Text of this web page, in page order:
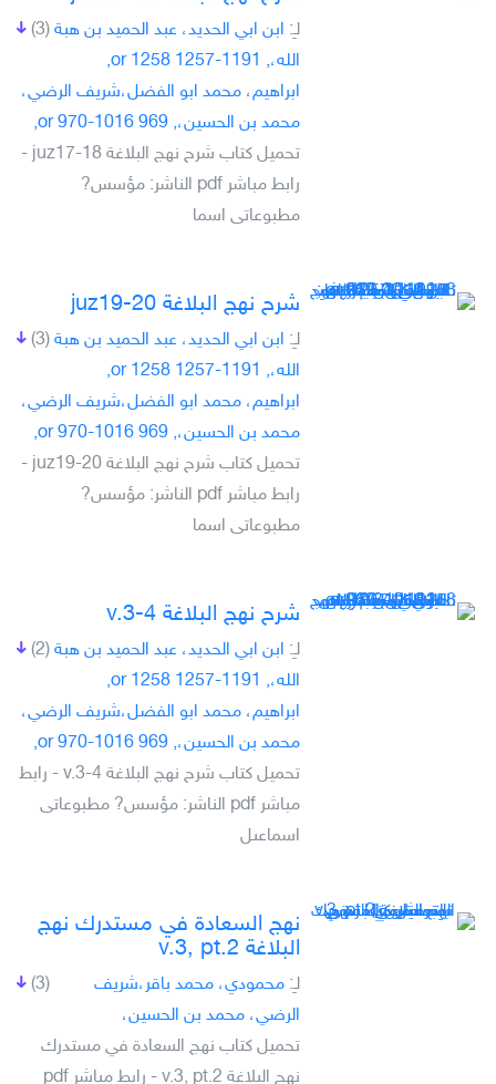
(3) لـِ: ابن ابي الحديد، عبد الحميد بن هبة
الله،, 1191-1257 or 1258,
ابراهيم، محمد ابو الفضل،شريف الرضي،
محمد بن الحسين،, 969 or 970-1016,
تحميل كتاب شرح نهج البلاغة juz17-18 -
رابط مباشر pdf الناشر: مؤسس?
مطبوعاتى اسما
شرح نهج البلاغة juz19-20
(3) لـِ: ابن ابي الحديد، عبد الحميد بن هبة
الله،, 1191-1257 or 1258,
ابراهيم، محمد ابو الفضل،شريف الرضي،
محمد بن الحسين،, 969 or 970-1016,
تحميل كتاب شرح نهج البلاغة juz19-20 -
رابط مباشر pdf الناشر: مؤسس?
مطبوعاتى اسما
شرح نهج البلاغة v.3-4
(2) لـِ: ابن ابي الحديد، عبد الحميد بن هبة
الله،, 1191-1257 or 1258,
ابراهيم، محمد ابو الفضل،شريف الرضي،
محمد بن الحسين،, 969 or 970-1016,
تحميل كتاب شرح نهج البلاغة v.3-4 - رابط
مباشر pdf الناشر: مؤسس? مطبوعاتى
اسماعىل
نهج السعادة في مستدرك نهج
البلاغة v.3, pt.2
(3) لـِ: محمودي، محمد باقر،شريف
الرضي، محمد بن الحسين،
تحميل كتاب نهج السعادة في مستدرك
نهج البلاغة v.3, pt.2 - رابط مباشر pdf